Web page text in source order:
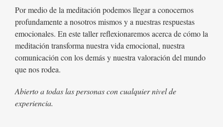
Por medio de la meditación podemos llegar a conocernos
profundamente a nosotros mismos y a nuestras respuestas
emocionales. En este taller reflexionaremos acerca de cómo la
meditación transforma nuestra vida emocional, nuestra
comunicación con los demás y nuestra valoración del mundo
que nos rodea.
Abierto a todas las personas con cualquier nivel de
experiencia.